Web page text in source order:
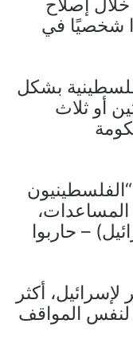
إصلاح
شخصيًا في
بشكل
أو ثلاث
المساعدات،
– حاربوا
أكثر
لنفس المواقف